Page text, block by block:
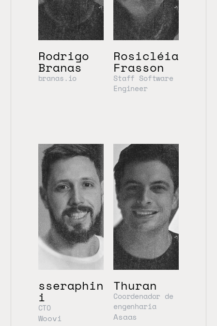
Rodrigo
Branas
branas.io
Rosicléia
Frasson
Staff Software
Engineer
sseraphin
i
CTO
Woovi
Thuran
Coordenador de
engenharia
Asaas